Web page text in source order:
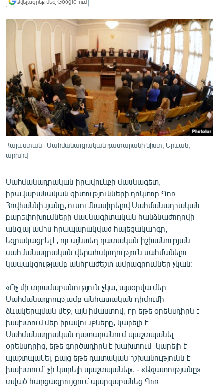
ՏԱՐԱԾԱՇՐՋԱՆ
ՄՇԱԿՈՒՅԹ
ՍՊՈՐՏ
ՄԵԿՆԱԲԱՆՈՒԹՅՈՒՆ
ՏՏ ԵՒ ԻՆՏԵՐՆԵՏ
ԿՈՐՈՆԱՎԻՐՈՒՍ
ԱՐԽԻՎ
ՏԵՍԱՆՅՈՒԹԵՐ
ԲԱՆԱՎԵՃ
ՁԳՏԵԼՈՎ ԼԱՎԱԳՈՒՅՆԻՆ
ՓՈԴՔԱՍԹ
Հայերեն
English
ՀԵՏԵՎԵՔ ՄԵԶ
«Ազատության» բոլոր կայքերը
Ավելացրեք մեզ Google-ում
Հայաստան - Սահմանադրական դատարանի նիստ, Երևան,
արխիվ
Սահմանադրական իրավունքի մասնագետ,
իրավաբանական գիտությունների դոկտոր Գոռ
Հովհաննիսյանը, ուսումնասիրելով Սահմանադրական
բարեփոխումների մասնագիտական հանձնաժողովի
անցյալ ամիս հրապարակված հայեցակարգը,
եզրակացրել է, որ այնտեղ դատական իշխանության
սահմանադրական վերահսկողություն սահմանելու
կապակցությամբ անհրաժեշտ ամրագրումներ չկան:
«Ոչ մի տրամաբանություն չկա, այսօրվա մեր
Սահմանադրությամբ անհատական դիմումի
ձևակերպման մեջ, այն իմաստով, որ եթե օրենսդիրն է
խախտում մեր իրավունքները, կարելի է
Սահմանադրական դատարանում պաշտպանել
օրենսդրից, եթե գործադիրն է խախտում՝ կարելի է
պաշտպանել, բայց եթե դատական իշխանությունն է
խախտում` չի կարելի պաշտպանել», - «Ազատությանը»
տված հարցազրույցում պարզաբանեց Գոռ